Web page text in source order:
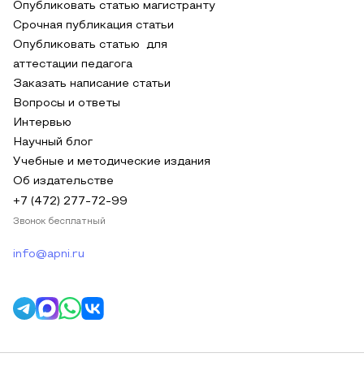
Опубликовать статью магистранту
Срочная публикация статьи
Опубликовать статью для
аттестации педагога
Заказать написание статьи
Вопросы и ответы
Интервью
Научный блог
Учебные и методические издания
Об издательстве
+7 (472) 277-72-99
Звонок бесплатный
info@apni.ru